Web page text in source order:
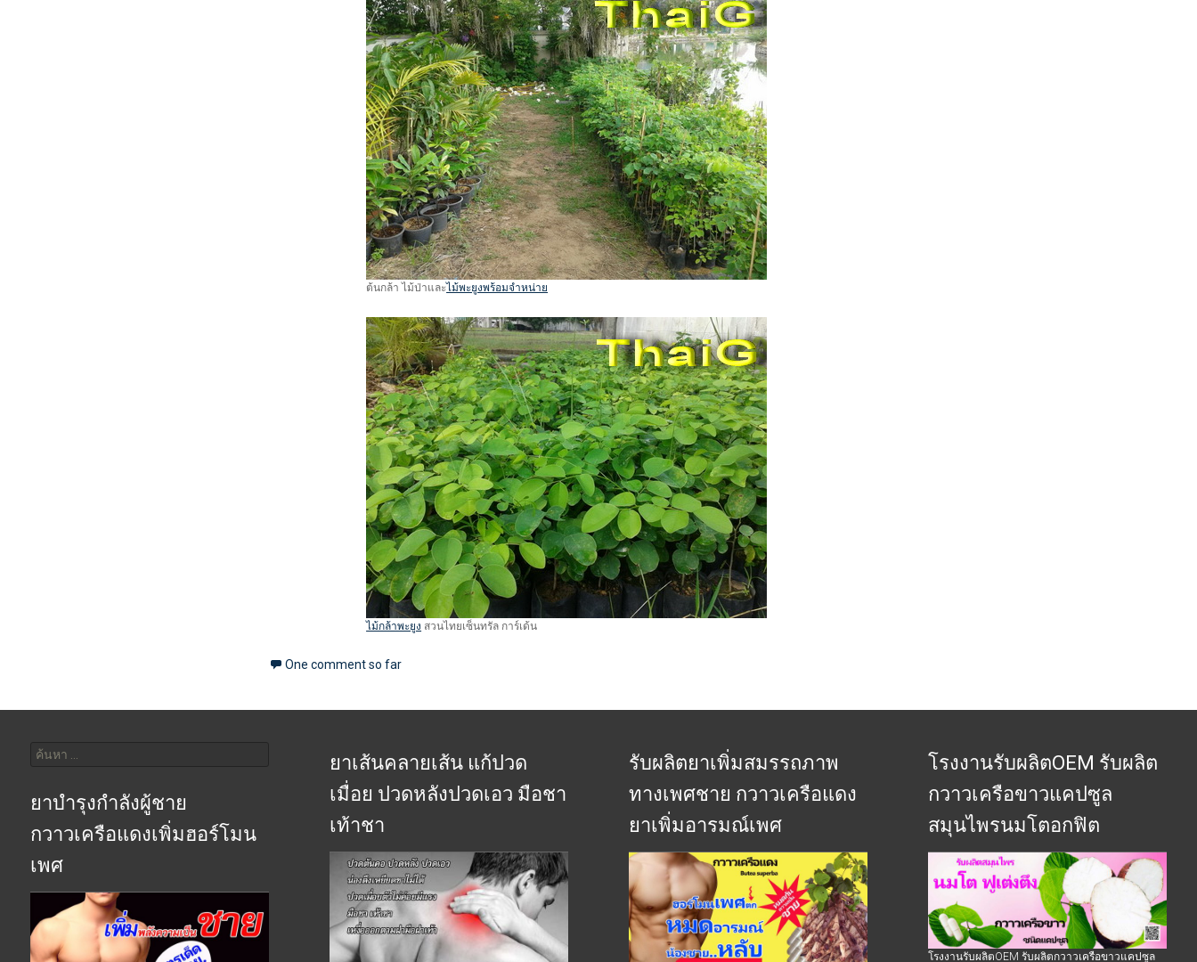
ต้นกล้า ไม้ป่าและไม้พะยูงพร้อมจำหน่าย
ไม้กล้าพะยูง สวนไทยเซ็นทรัล การ์เด้น
One comment so far
สำหรับ:
ยาเส้นคลายเส้น แก้ปวด
เมื่อย ปวดหลังปวดเอว มือชา
เท้าชา
รับผลิตยาเพิ่มสมรรถภาพ
ทางเพศชาย กวาวเครือแดง
ยาเพิ่มอารมณ์เพศ
โรงงานรับผลิตOEM รับผลิต
กวาวเครือขาวแคปซูล
สมุนไพรนมโตอกฟิต
โรงงานรับผลิตOEM รับผลิตกวาวเครือขาวแคปซูล
ยาบำรุงกำลังผู้ชาย
กวาวเครือแดงเพิ่มฮอร์โมน
เพศ